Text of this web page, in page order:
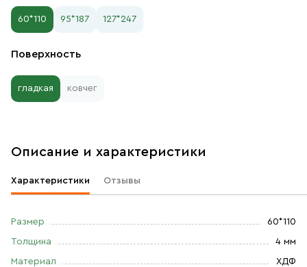
60*110 95*187 127*247
Поверхность
гладкая ковчег
Описание и характеристики
Характеристики Отзывы
Размер 60*110
Толщина 4 мм
Материал ХДФ